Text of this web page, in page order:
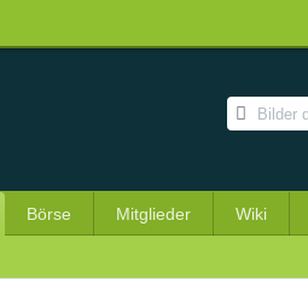
Börse Mitglieder Wiki